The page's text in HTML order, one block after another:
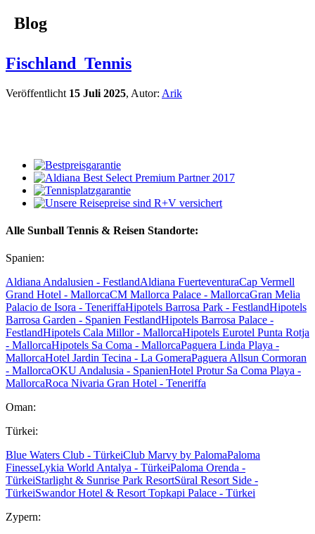
Blog
Fischland_Tennis
Veröffentlicht 15 Juli 2025, Autor: Arik
Alle Sunball Tennis & Reisen Standorte:
Spanien:
Aldiana Andalusien - FestlandAldiana FuerteventuraCap Vermell
Grand Hotel - MallorcaCM Mallorca Palace - MallorcaGran Melia
Palacio de Isora - TeneriffaHipotels Barrosa Park - FestlandHipotels
Barrosa Garden - Spanien FestlandHipotels Barrosa Palace -
FestlandHipotels Cala Millor - MallorcaHipotels Eurotel Punta Rotja
- MallorcaHipotels Sa Coma - MallorcaPaguera Linda Playa -
MallorcaHotel Jardin Tecina - La GomeraPaguera Allsun Cormoran
- MallorcaOKU Andalusia - SpanienHotel Protur Sa Coma Playa -
MallorcaRoca Nivaria Gran Hotel - Teneriffa
Oman:
Türkei:
Blue Waters Club - TürkeiClub Marvy by PalomaPaloma
FinesseLykia World Antalya - TürkeiPaloma Orenda -
TürkeiStarlight & Sunrise Park ResortSüral Resort Side -
TürkeiSwandor Hotel & Resort Topkapi Palace - Türkei
Zypern: